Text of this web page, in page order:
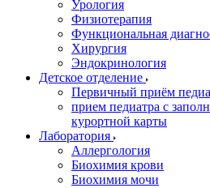
Урология
Физиотерапия
Функциональная
Хирургия
Эндокринология
Детское отделение
Первичный приём
прием педиатра с
курортной карты
Лаборатория
Аллергология
Биохимия крови
Биохимия мочи